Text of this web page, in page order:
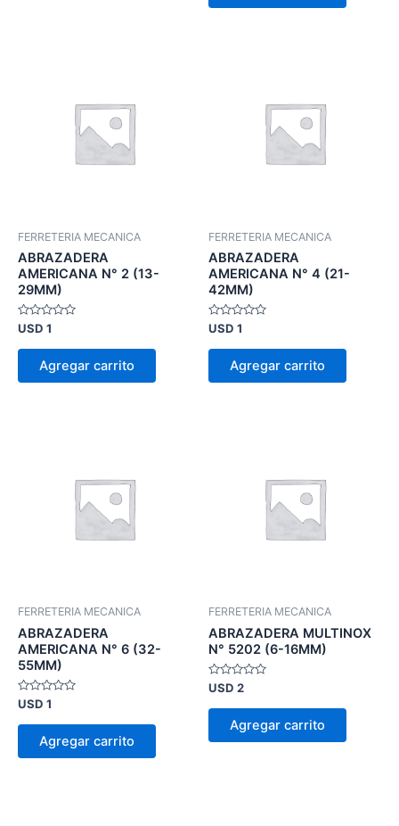
FERRETERIA MECANICA
ABRAZADERA
AMERICANA N° 2 (13-
29MM)
Valorado
0
USD 1
Agregar carrito
FERRETERIA MECANICA
ABRAZADERA
AMERICANA N° 4 (21-
42MM)
Valorado
0
USD 1
Agregar carrito
FERRETERIA MECANICA
ABRAZADERA
AMERICANA N° 6 (32-
55MM)
Valorado
en
0
USD 1
Agregar carrito
FERRETERIA MECANICA
ABRAZADERA MULTINOX
N° 5202 (6-16MM)
Valorado
en
0
USD 2
Agregar carrito